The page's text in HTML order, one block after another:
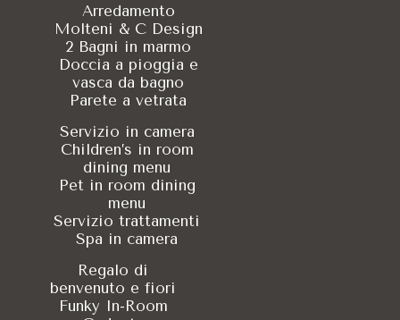
Qual è la
L'Hotel VIU Milan è situato nel dinamico distretto di Porta
Quali dotazioni
La VIU Suite dell'Hotel VIU Milan è equipaggiata con Wi-Fi
La VIU Suite è
Sì, l'Hotel VIU Milan è una struttura pet-friendly e family-
Quali vantaggi
Prenotando The VIU Suite direttamente sul sito ufficiale
Arredamento
Molteni & C Design
2 Bagni in marmo
Doccia a pioggia e
vasca da bagno
Parete a vetrata
Servizio in camera
Children’s in room
dining menu
Pet in room dining
menu
Servizio trattamenti
Spa in camera
Regalo di
benvenuto e fiori
Funky In-Room